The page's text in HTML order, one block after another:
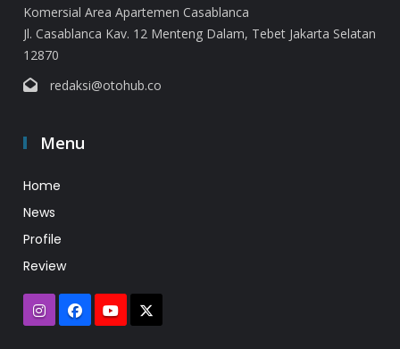
Komersial Area Apartemen Casablanca
Jl. Casablanca Kav. 12 Menteng Dalam, Tebet Jakarta Selatan
12870
redaksi@otohub.co
Menu
Home
News
Profile
Review